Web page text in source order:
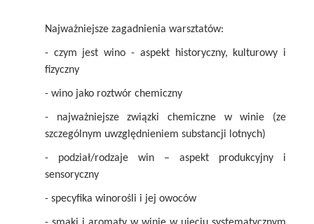
Najważniejsze zagadnienia warsztatów:
- czym jest wino - aspekt historyczny, kulturowy i
fizyczny
- wino jako roztwór chemiczny
- najważniejsze związki chemiczne w winie (ze
szczególnym uwzględnieniem substancji lotnych)
- podział/rodzaje win – aspekt produkcyjny i
sensoryczny
- specyfika winorośli i jej owoców